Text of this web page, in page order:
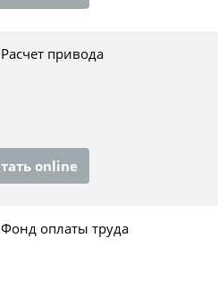
привода
online
оплаты труда